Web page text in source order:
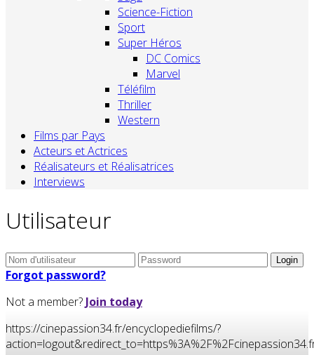
Science-Fiction
Sport
Super Héros
DC Comics
Marvel
Téléfilm
Thriller
Western
Films par Pays
Acteurs et Actrices
Réalisateurs et Réalisatrices
Interviews
Utilisateur
Forgot password?
Not a member? Join today
https://cinepassion34.fr/encyclopediefilms/?